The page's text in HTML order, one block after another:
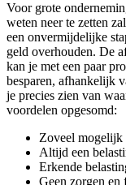
Voor grote
weten neer te zetten
een onvermijdelijke
geld overhouden. De
kan je met een paar
besparen, afhankelijk
je precies zien van
voordelen opgesomd:
Zoveel mogelijk
Altijd een
Erkende
Geen zorgen en